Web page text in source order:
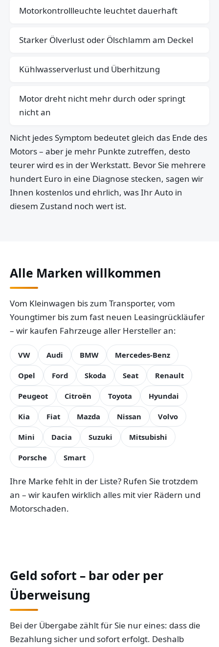
Motorkontrollleuchte leuchtet dauerhaft
Starker Ölverlust oder Ölschlamm am Deckel
Kühlwasserverlust und Überhitzung
Motor dreht nicht mehr durch oder springt
nicht an
Nicht jedes Symptom bedeutet gleich das Ende des
Motors – aber je mehr Punkte zutreffen, desto
teurer wird es in der Werkstatt. Bevor Sie mehrere
hundert Euro in eine Diagnose stecken, sagen wir
Ihnen kostenlos und ehrlich, was Ihr Auto in
diesem Zustand noch wert ist.
Alle Marken willkommen
Vom Kleinwagen bis zum Transporter, vom
Youngtimer bis zum fast neuen Leasingrückläufer
– wir kaufen Fahrzeuge aller Hersteller an:
VW Audi BMW Mercedes-Benz
Opel Ford Skoda Seat Renault
Peugeot Citroën Toyota Hyundai
Kia Fiat Mazda Nissan Volvo
Mini Dacia Suzuki Mitsubishi
Porsche Smart
Ihre Marke fehlt in der Liste? Rufen Sie trotzdem
an – wir kaufen wirklich alles mit vier Rädern und
Motorschaden.
Geld sofort – bar oder per
Überweisung
Bei der Übergabe zählt für Sie nur eines: dass die
Bezahlung sicher und sofort erfolgt. Deshalb